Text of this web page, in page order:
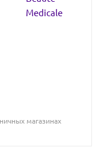
магазинах